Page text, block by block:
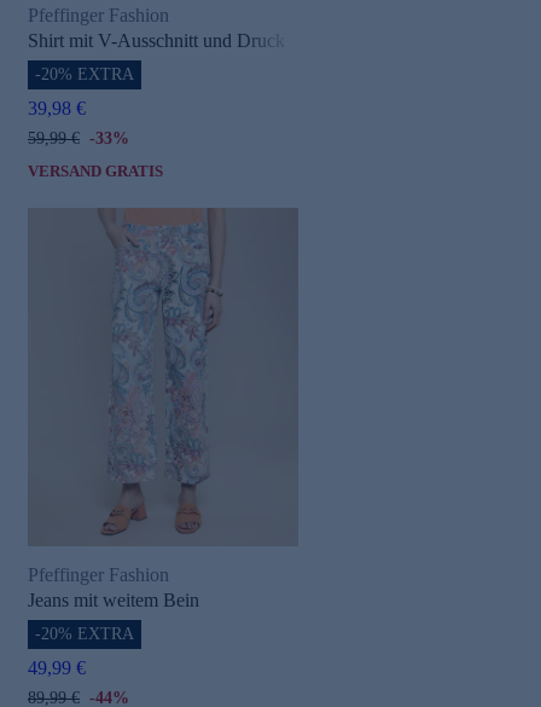
Pfeffinger Fashion
Shirt mit V-Ausschnitt und Druck
-20% EXTRA
39,98 €
59,99 € -33%
VERSAND GRATIS
Pfeffinger Fashion
Jeans mit weitem Bein
-20% EXTRA
49,99 €
89,99 € -44%